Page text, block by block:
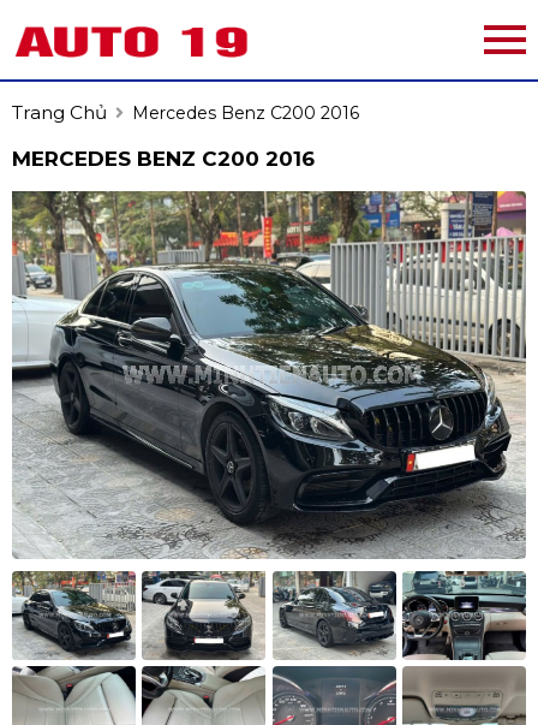
Trang Chủ Mercedes Benz C200 2016
MERCEDES BENZ C200 2016